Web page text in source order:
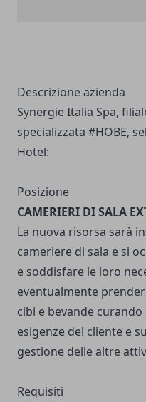
Descrizione azienda
Synergie Italia Spa,
specializzata #HOBE,
Hotel:
Posizione
CAMERIERI DI SALA
La nuova risorsa sarà
cameriere di sala e si
e soddisfare le loro
eventualmente
cibi e bevande
esigenze del cliente e
gestione delle altre
Requisiti